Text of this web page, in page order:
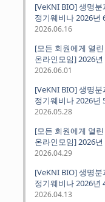
[VeKNI BIO] 생명분
정기웨비나 2026년
(2026.06.18 Thu
2026.06.16
[모든 회원에게 열
온라인모임] 2026
정기모임 (6월 10일
2026.06.01
[VeKNI BIO] 생명분
정기웨비나 2026년
(2026.05.28 Thu
2026.05.28
[모든 회원에게 열
온라인모임] 2026
정기모임 (5월 12일
2026.04.29
[VeKNI BIO] 생명분
정기웨비나 2026년
(2026.04.16 Thu
2026.04.13